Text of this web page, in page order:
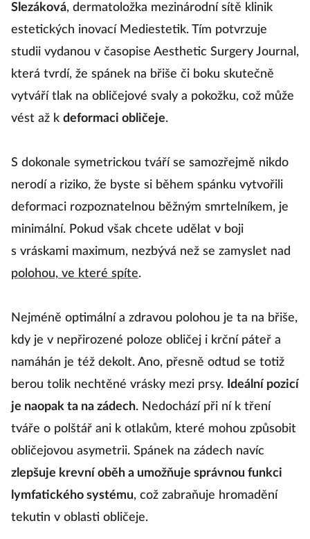
Slezáková, dermatoložka mezinárodní sítě klinik
estetických inovací Mediestetik. Tím potvrzuje
studii vydanou v časopise Aesthetic Surgery Journal,
která tvrdí, že spánek na břiše či boku skutečně
vytváří tlak na obličejové svaly a pokožku, což může
vést až k deformaci obličeje.
S dokonale symetrickou tváří se samozřejmě nikdo
nerodí a riziko, že byste si během spánku vytvořili
deformaci rozpoznatelnou běžným smrtelníkem, je
minimální. Pokud však chcete udělat v boji
s vráskami maximum, nezbývá než se zamyslet nad
polohou, ve které spíte.
Nejméně optimální a zdravou polohou je ta na břiše,
kdy je v nepřirozené poloze obličej i krční páteř a
namáhán je též dekolt. Ano, přesně odtud se totiž
berou tolik nechtěné vrásky mezi prsy. Ideální pozicí
je naopak ta na zádech. Nedochází při ní k tření
tváře o polštář ani k otlakům, které mohou způsobit
obličejovou asymetrii. Spánek na zádech navíc
zlepšuje krevní oběh a umožňuje správnou funkci
lymfatického systému, což zabraňuje hromadění
tekutin v oblasti obličeje.